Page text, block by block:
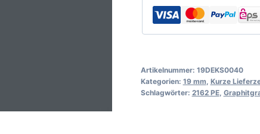
Artikelnummer: 19DEKS0040
Kategorien: 19 mm Kurze
Schlagwörter: 2162 PE,